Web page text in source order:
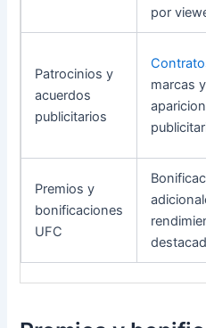
por
Patrocinios y
acuerdos
publicitarios
marcas y
Premios y
bonificaciones
UFC